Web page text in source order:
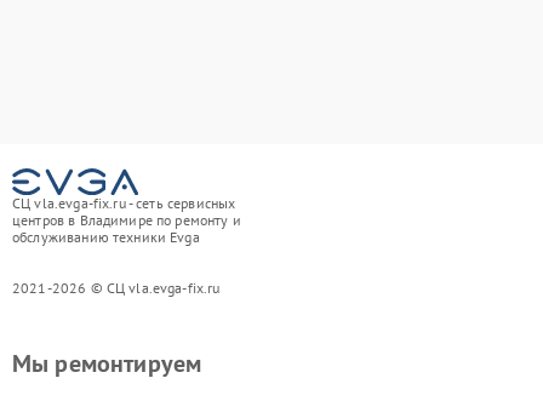
СЦ vla.evga-fix.ru - сеть сервисных
центров в Владимире по ремонту и
обслуживанию техники Evga
2021-2026 © СЦ vla.evga-fix.ru
Мы ремонтируем